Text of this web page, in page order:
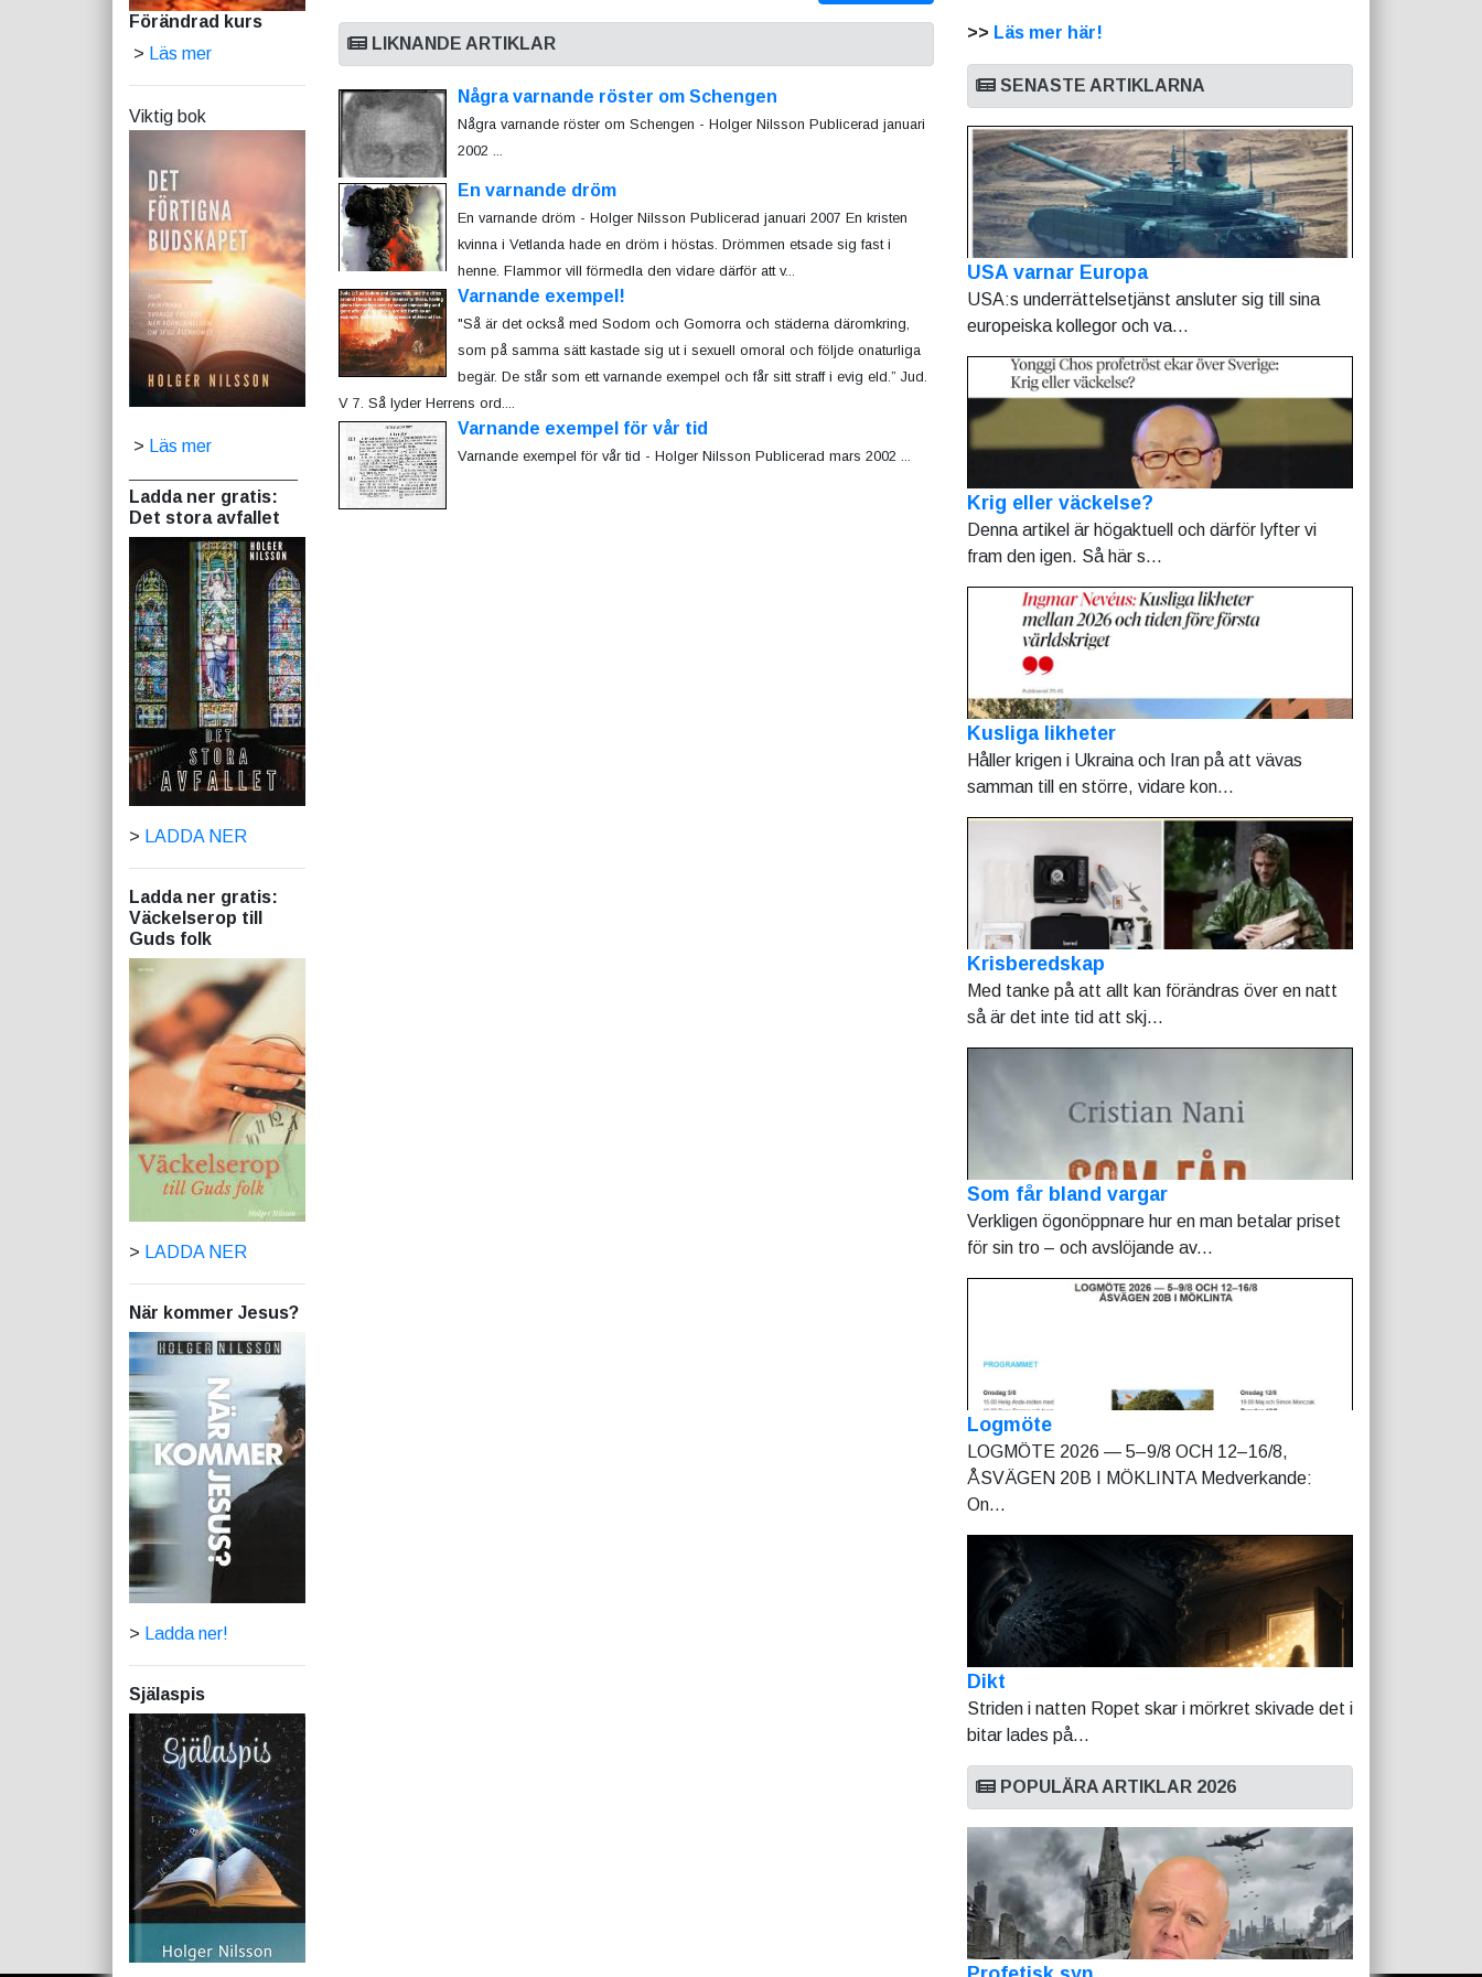
Förändrad kurs
> Läs mer
Viktig bok
> Läs mer
Ladda ner gratis:
Det stora avfallet
> LADDA NER
Ladda ner gratis:
Väckelserop till
Guds folk
> LADDA NER
När kommer Jesus?
> Ladda ner!
Själaspis
LIKNANDE ARTIKLAR
Några varnande röster om Schengen
Några varnande röster om Schengen - Holger Nilsson Publicerad januari
2002 ...
En varnande dröm
En varnande dröm - Holger Nilsson Publicerad januari 2007 En kristen
kvinna i Vetlanda hade en dröm i höstas. Drömmen etsade sig fast i
henne. Flammor vill förmedla den vidare därför att v...
Varnande exempel!
"Så är det också med Sodom och Gomorra och städerna däromkring,
som på samma sätt kastade sig ut i sexuell omoral och följde onaturliga
begär. De står som ett varnande exempel och får sitt straff i evig eld.” Jud.
V 7. Så lyder Herrens ord....
Varnande exempel för vår tid
Varnande exempel för vår tid - Holger Nilsson Publicerad mars 2002 ...
>> Läs mer här!
SENASTE ARTIKLARNA
USA varnar Europa
USA:s underrättelsetjänst ansluter sig till sina
europeiska kollegor och va...
Krig eller väckelse?
Denna artikel är högaktuell och därför lyfter vi
fram den igen. Så här s...
Kusliga likheter
Håller krigen i Ukraina och Iran på att vävas
samman till en större, vidare kon...
Krisberedskap
Med tanke på att allt kan förändras över en natt
så är det inte tid att skj...
Som får bland vargar
Verkligen ögonöppnare hur en man betalar priset
för sin tro – och avslöjande av...
Logmöte
LOGMÖTE 2026 — 5–9/8 OCH 12–16/8,
ÅSVÄGEN 20B I MÖKLINTA Medverkande:
On...
Dikt
Striden i natten Ropet skar i mörkret skivade det i
bitar lades på...
POPULÄRA ARTIKLAR 2026